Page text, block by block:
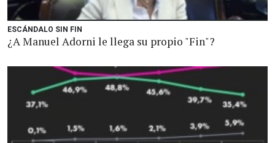
ESCÁNDALO SIN FIN
¿A Manuel Adorni le llega su propio "Fin"?